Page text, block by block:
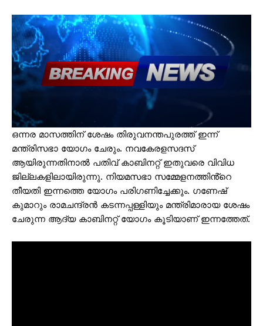
ഒന്നര മാസത്തിന് ശേഷം തിരുവനന്തപുരത്ത് ഇന്ന്
മന്ത്രിസഭാ യോഗം ചേരും. നവകേരളസദസ്
ആയിരുന്നതിനാൽ പതിവ് കാബിനറ്റ് ഇതുവരെ വിവിധ
ജില്ലകളിലായിരുന്നു. നിയമസഭാ സമ്മേളനത്തിൻ്റെ
തീയതി ഇന്നത്തെ യോഗം പരിഗണിച്ചേക്കും. ഗണേഷ്
കുമാറും രാമചന്ദ്രൻ കടന്നപ്പള്ളിയും മന്ത്രിമാരായ ശേഷം
ചേരുന്ന ആദ്യ കാബിനറ്റ് യോഗം കൂടിയാണ് ഇന്നത്തേത്.